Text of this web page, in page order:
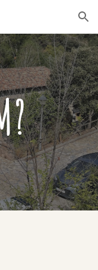
Skip to navigation